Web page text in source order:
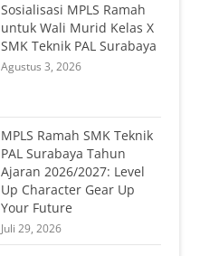
Sosialisasi MPLS Ramah
untuk Wali Murid Kelas X
SMK Teknik PAL Surabaya
Agustus 3, 2026
MPLS Ramah SMK Teknik
PAL Surabaya Tahun
Ajaran 2026/2027: Level
Up Character Gear Up
Your Future
Juli 29, 2026